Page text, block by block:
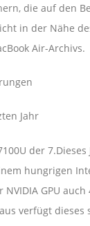
die auf den
in der Nähe
Air-Archivs.
Jahr
der 7.Dieses
hungrigen
GPU auch
verfügt dieses